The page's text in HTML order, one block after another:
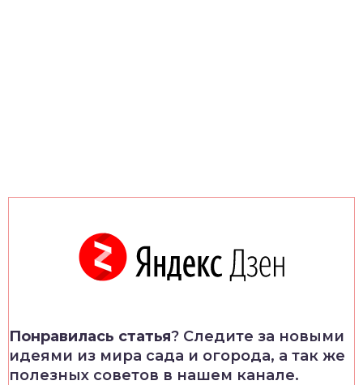
Понравилась статья? Следите за новыми
идеями из мира сада и огорода, а так же
полезных советов в нашем канале.